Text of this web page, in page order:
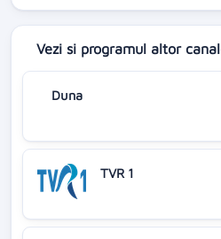
Vezi si programul altor
Duna
TVR 1